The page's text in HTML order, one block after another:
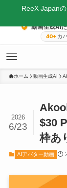
動画生成AI
40+ カ
ホーム 動画生成AI
$30
枠あ
2026
6/23
AIアバター動画
ReeX Japan